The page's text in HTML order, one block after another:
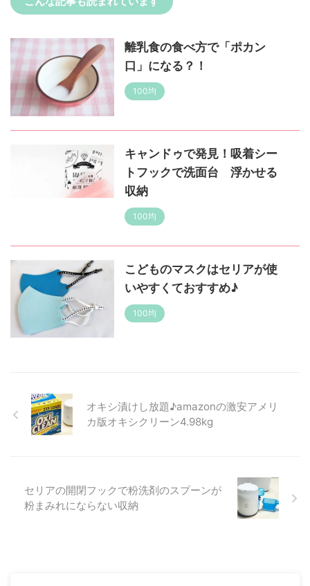
離乳食の食べ方で「ポカン
口」になる？！
100均
キャンドゥで発見！吸着シー
トフックで洗面台 浮かせる
収納
100均
こどものマスクはセリアが使
いやすくておすすめ♪
100均
オキシ漬けし放題♪amazonの激安アメリ
カ版オキシクリーン4.98kg
セリアの開閉フックで粉洗剤のスプーンが
粉まみれにならない収納